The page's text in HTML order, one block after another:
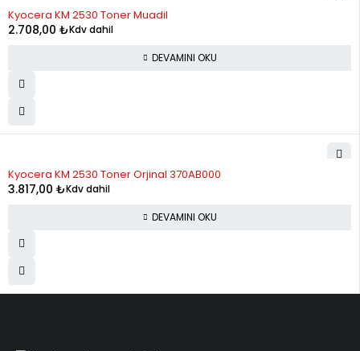
Kyocera KM 2530 Toner Muadil
2.708,00 ₺Kdv dahil
DEVAMINI OKU
Kyocera KM 2530 Toner Orjinal 370AB000
3.817,00 ₺Kdv dahil
DEVAMINI OKU